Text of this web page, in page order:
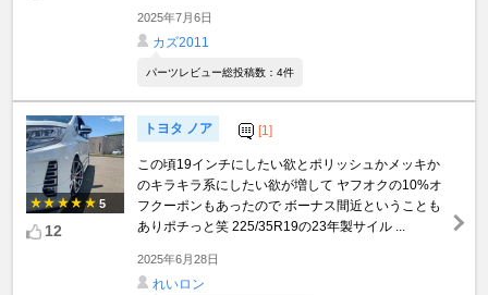
2025年7月6日
カズ2011
パーツレビュー総投稿数：4件
5
12
トヨタ ノア [1]
この頃19インチにしたい欲とポリッシュかメッキか
のキラキラ系にしたい欲が増して ヤフオクの10%オ
フクーポンもあったので ボーナス間近ということも
ありポチっと笑 225/35R19の23年製サイル ...
2025年6月28日
れいロン